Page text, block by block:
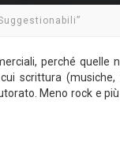
perché quelle
scrittura (musiche,
Meno rock e